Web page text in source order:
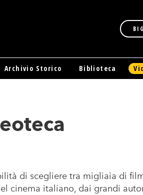
Archivio Storico Biblioteca
di scegliere tra migliaia di
cinema italiano, dai grandi